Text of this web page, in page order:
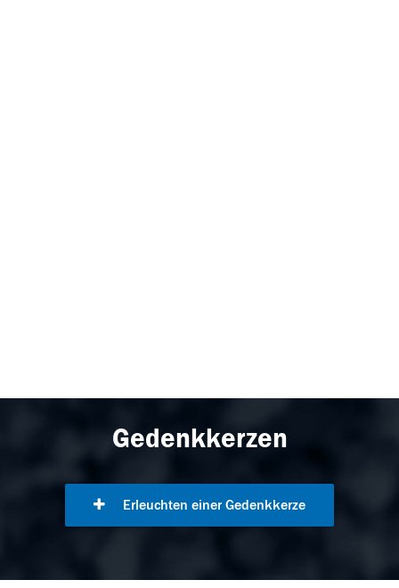
Gedenkkerzen
Erleuchten einer Gedenkkerze